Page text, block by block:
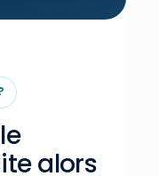
alors